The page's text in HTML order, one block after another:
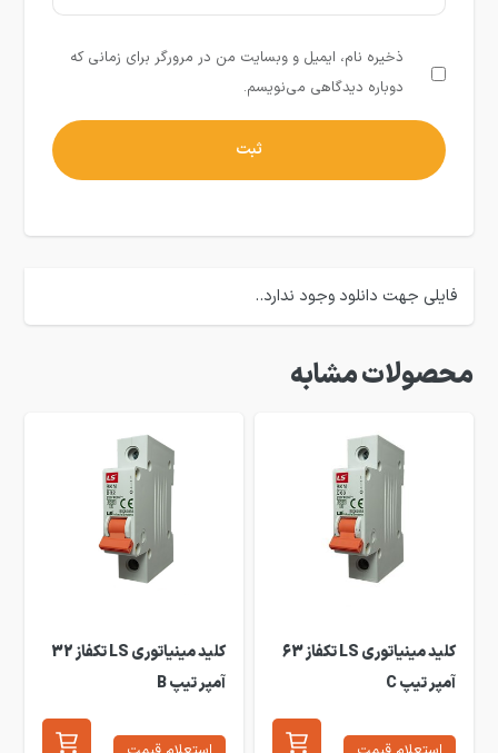
ذخیره نام، ایمیل و وبسایت من در مرورگر برای زمانی که
دوباره دیدگاهی می‌نویسم.
فایلی جهت دانلود وجود ندارد..
محصولات مشابه
کلید مینیاتوری LS تکفاز 63
آمپر تیپ C
کلید مینیاتوری LS تکفاز 32
آمپر تیپ B